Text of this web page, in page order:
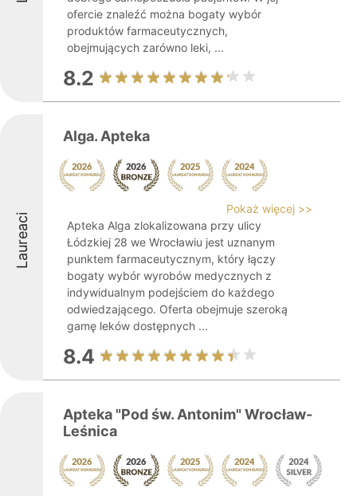
ofercie znaleźć można bogaty wybór
produktów farmaceutycznych,
obejmujących zarówno leki, ...
8.2
Laureaci
Alga. Apteka
Pokaż więcej >>
Apteka Alga zlokalizowana przy ulicy
Łódzkiej 28 we Wrocławiu jest uznanym
punktem farmaceutycznym, który łączy
bogaty wybór wyrobów medycznych z
indywidualnym podejściem do każdego
odwiedzającego. Oferta obejmuje szeroką
gamę leków dostępnych ...
8.4
Apteka "Pod św. Antonim" Wrocław-
Leśnica